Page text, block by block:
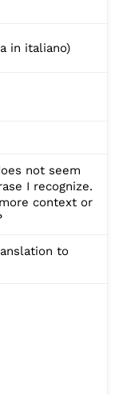
in italiano)
not seem
I recognize.
context or
to